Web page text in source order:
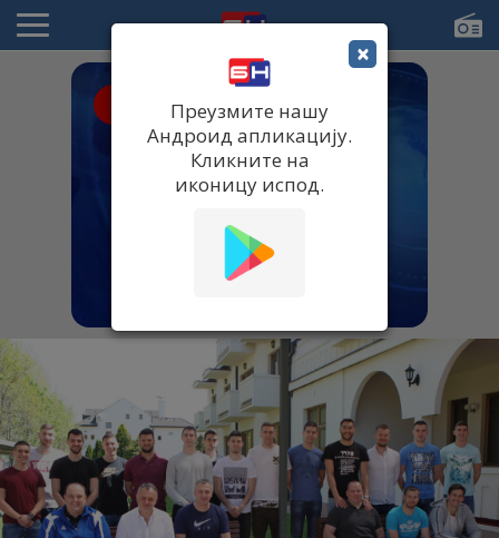
×
Преузмите нашу
Андроид апликацију.
Кликните на
иконицу испод.